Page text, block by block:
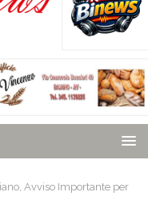
Avviso Importante per